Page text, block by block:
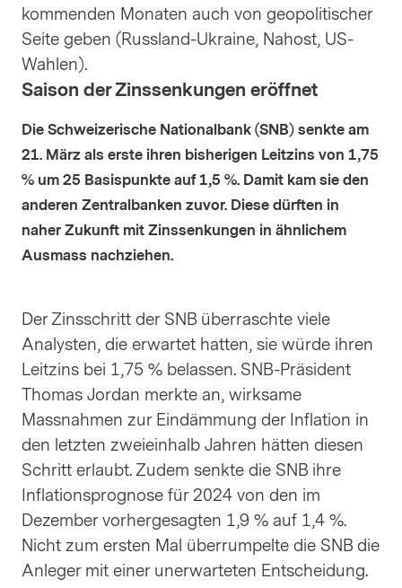
kommenden Monaten auch von geopolitischer
Seite geben (Russland-Ukraine, Nahost, US-
Wahlen).
Saison der Zinssenkungen eröffnet
Die Schweizerische Nationalbank (SNB) senkte am
21. März als erste ihren bisherigen Leitzins von 1,75
% um 25 Basispunkte auf 1,5 %. Damit kam sie den
anderen Zentralbanken zuvor. Diese dürften in
naher Zukunft mit Zinssenkungen in ähnlichem
Ausmass nachziehen.
Der Zinsschritt der SNB überraschte viele
Analysten, die erwartet hatten, sie würde ihren
Leitzins bei 1,75 % belassen. SNB-Präsident
Thomas Jordan merkte an, wirksame
Massnahmen zur Eindämmung der Inflation in
den letzten zweieinhalb Jahren hätten diesen
Schritt erlaubt. Zudem senkte die SNB ihre
Inflationsprognose für 2024 von den im
Dezember vorhergesagten 1,9 % auf 1,4 %.
Nicht zum ersten Mal überrumpelte die SNB die
Anleger mit einer unerwarteten Entscheidung.